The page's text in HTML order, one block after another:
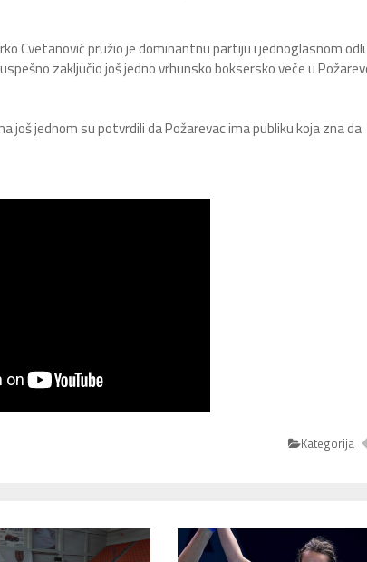
Cvetanović pružio je dominantnu partiju i jednoglasnom
zaključio još jedno vrhunsko boksersko veče u
jednom su potvrdili da Požarevac ima publiku koja zna da
Kategorija